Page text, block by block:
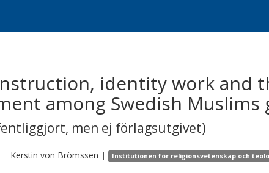
identity work and
among Swedish Muslims
men ej förlagsutgivet)
Kerstin von Brömssen | Institutionen för religionsvetenskap och